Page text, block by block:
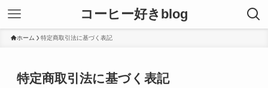
コーヒー好きblog
ホーム 特定商取引法に基づく表記
特定商取引法に基づく表記